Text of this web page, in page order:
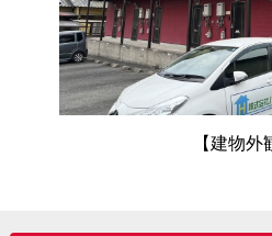
【建物外